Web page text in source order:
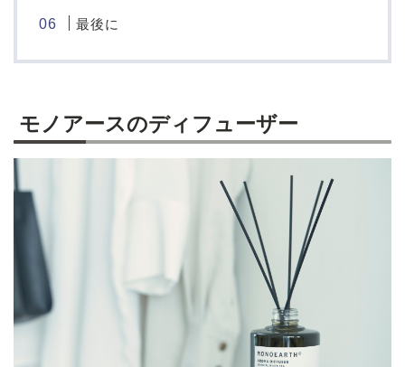
最後に
モノアースのディフューザー